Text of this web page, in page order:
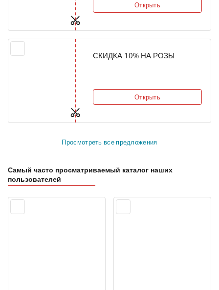
Открыть
СКИДКА 10% НА РОЗЫ
Открыть
Просмотреть все предложения
Самый часто просматриваемый каталог наших
пользователей